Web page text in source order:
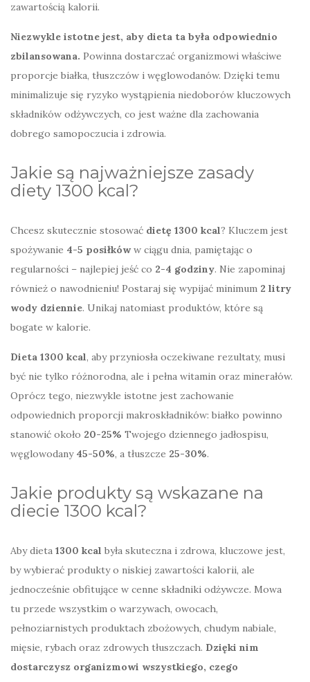
zawartością kalorii.
Niezwykle istotne jest, aby dieta ta była odpowiednio
zbilansowana. Powinna dostarczać organizmowi właściwe
proporcje białka, tłuszczów i węglowodanów. Dzięki temu
minimalizuje się ryzyko wystąpienia niedoborów kluczowych
składników odżywczych, co jest ważne dla zachowania
dobrego samopoczucia i zdrowia.
Jakie są najważniejsze zasady
diety 1300 kcal?
Chcesz skutecznie stosować dietę 1300 kcal? Kluczem jest
spożywanie 4-5 posiłków w ciągu dnia, pamiętając o
regularności – najlepiej jeść co 2-4 godziny. Nie zapominaj
również o nawodnieniu! Postaraj się wypijać minimum 2 litry
wody dziennie. Unikaj natomiast produktów, które są
bogate w kalorie.
Dieta 1300 kcal, aby przyniosła oczekiwane rezultaty, musi
być nie tylko różnorodna, ale i pełna witamin oraz minerałów.
Oprócz tego, niezwykle istotne jest zachowanie
odpowiednich proporcji makroskładników: białko powinno
stanowić około 20-25% Twojego dziennego jadłospisu,
węglowodany 45-50%, a tłuszcze 25-30%.
Jakie produkty są wskazane na
diecie 1300 kcal?
Aby dieta 1300 kcal była skuteczna i zdrowa, kluczowe jest,
by wybierać produkty o niskiej zawartości kalorii, ale
jednocześnie obfitujące w cenne składniki odżywcze. Mowa
tu przede wszystkim o warzywach, owocach,
pełnoziarnistych produktach zbożowych, chudym nabiale,
mięsie, rybach oraz zdrowych tłuszczach. Dzięki nim
dostarczysz organizmowi wszystkiego, czego